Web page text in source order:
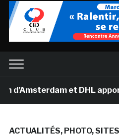
et DHL apportent
ACTUALITÉS PHOTO